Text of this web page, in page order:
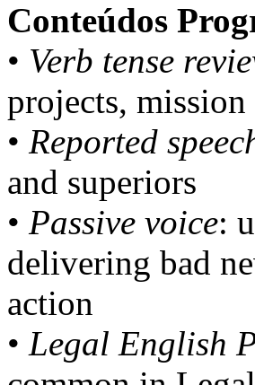
Conteúdos
• Verb tense
projects, mission
• Reported
and superiors
• Passive voice:
delivering bad
action
• Legal English